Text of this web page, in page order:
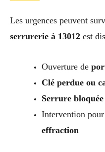
Les urgences peuvent
serrurerie à 13012 est
Ouverture de
Clé perdue ou
Serrure bloquée
Intervention pour
effraction